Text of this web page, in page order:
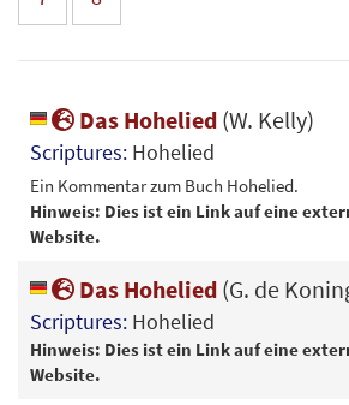
Das Hohelied (W. Kelly)
Scriptures: Hohelied
Ein Kommentar zum Buch Hohelied.
Hinweis: Dies ist ein Link auf eine
Website.
Das Hohelied (G. de
Scriptures: Hohelied
Hinweis: Dies ist ein Link auf eine
Website.